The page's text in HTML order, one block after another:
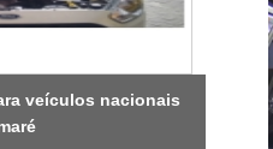
veículos nacionais